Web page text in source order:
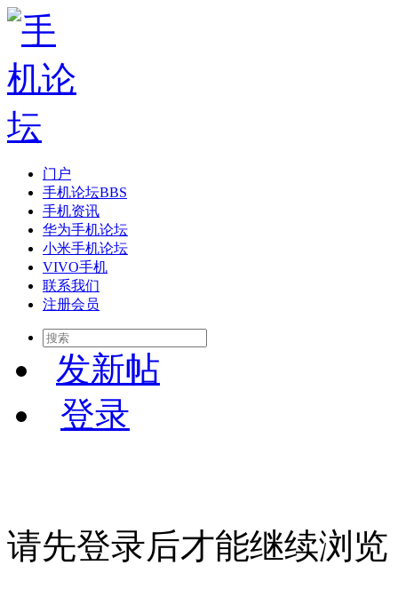
门户
手机论坛BBS
手机资讯
华为手机论坛
小米手机论坛
VIVO手机
联系我们
注册会员
发新帖
登录
请先登录后才能继续浏览